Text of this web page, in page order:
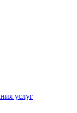
услуг